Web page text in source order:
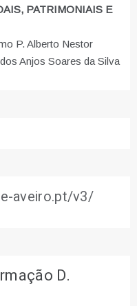
PATRIMONIAIS E
P. Alberto Nestor
Anjos Soares da Silva
aveiro.pt/v3/
D.